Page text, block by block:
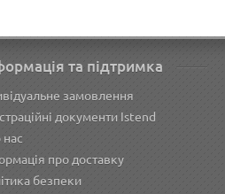
та підтримка
замовлення
документи Istend
про доставку
безпеки